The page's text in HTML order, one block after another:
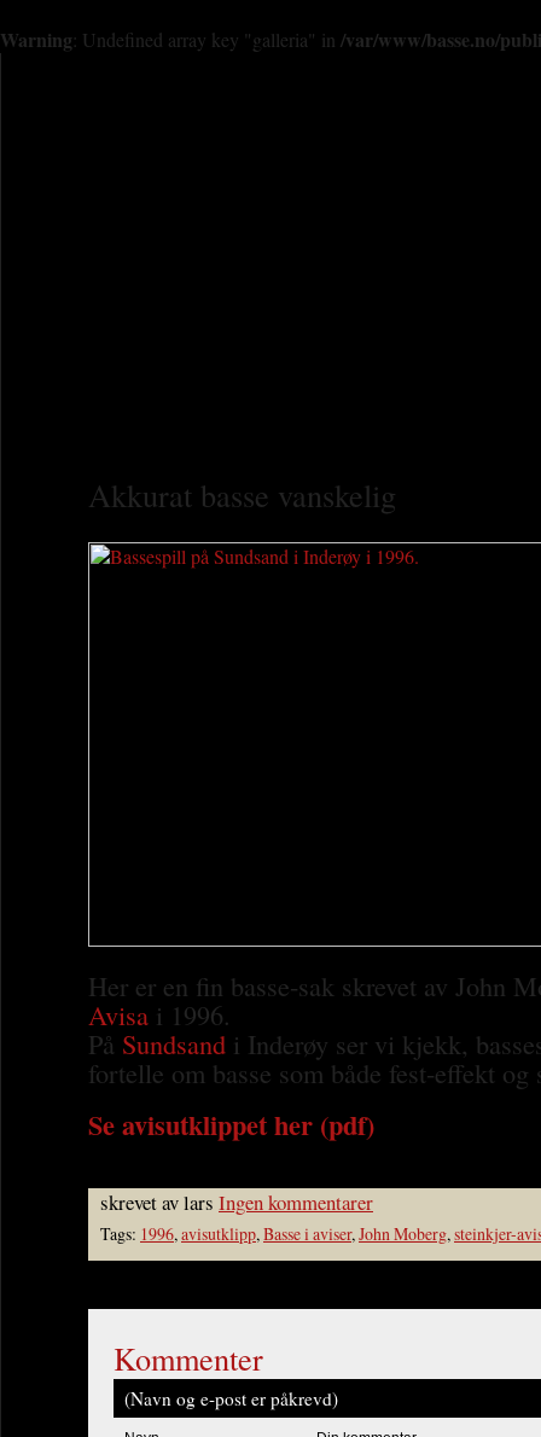
Warning: Undefined array key "galleria" in /var/www/basse.no/
Akkurat basse vanskelig
Her er en fin basse-sak skrevet av John
Avisa i 1996.
På Sundsand i Inderøy ser vi kjekk,
fortelle om basse som både fest-effekt
Se avisutklippet her (pdf)
skrevet av lars Ingen kommentarer
Tags: 1996,avisutklipp,Basse i aviser,John Moberg,steinkjer-
Kommenter
(Navn og e-post er påkrevd)